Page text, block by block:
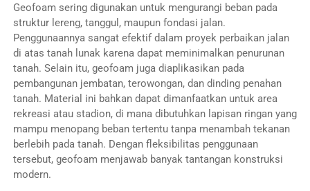
Geofoam sering digunakan untuk mengurangi beban pada
struktur lereng, tanggul, maupun fondasi jalan.
Penggunaannya sangat efektif dalam proyek perbaikan jalan
di atas tanah lunak karena dapat meminimalkan penurunan
tanah. Selain itu, geofoam juga diaplikasikan pada
pembangunan jembatan, terowongan, dan dinding penahan
tanah. Material ini bahkan dapat dimanfaatkan untuk area
rekreasi atau stadion, di mana dibutuhkan lapisan ringan yang
mampu menopang beban tertentu tanpa menambah tekanan
berlebih pada tanah. Dengan fleksibilitas penggunaan
tersebut, geofoam menjawab banyak tantangan konstruksi
modern.